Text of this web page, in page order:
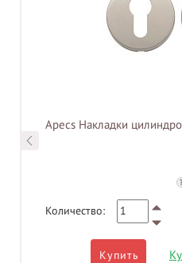
Apecs Накладки
Количество:
Купить